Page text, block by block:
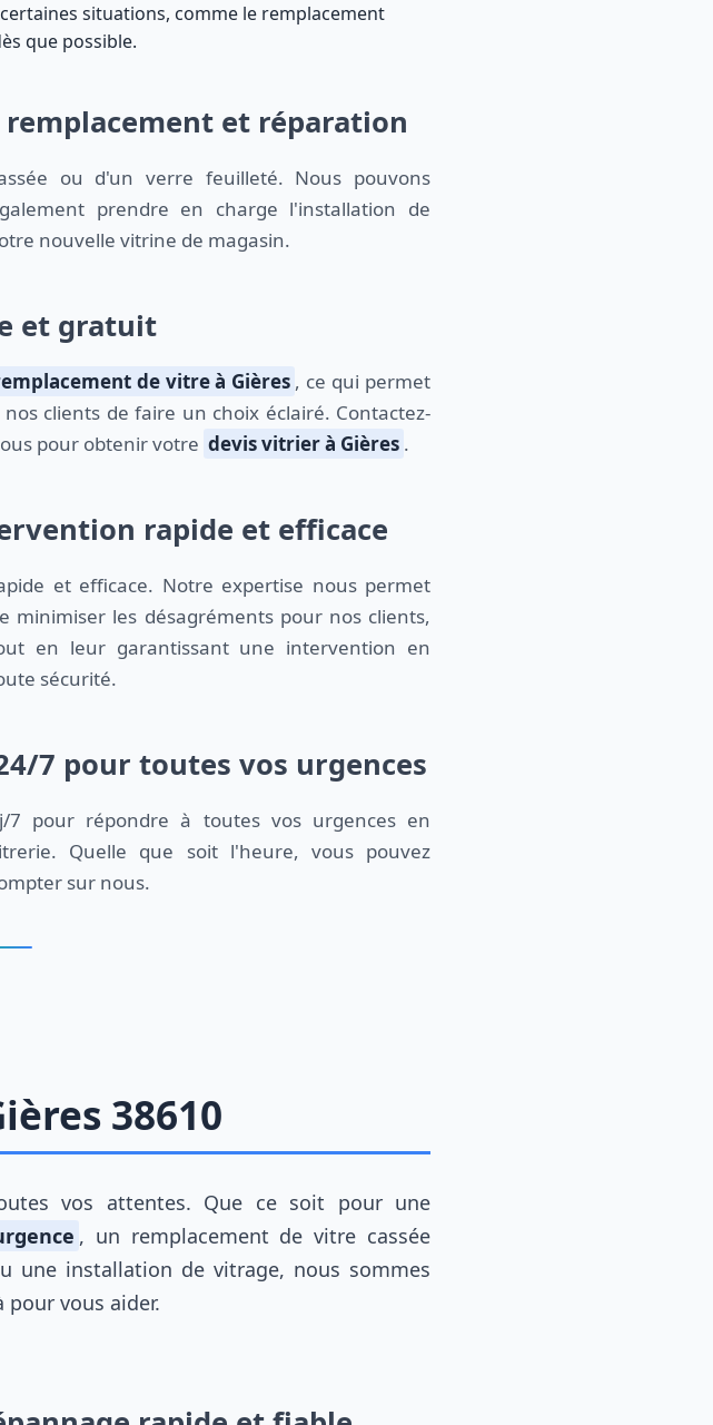
situations, comme le remplacement
que possible.
et réparation
ou d'un verre feuilleté. Nous pouvons
prendre en charge l'installation de
nouvelle vitrine de magasin.
et gratuit
de vitre à Gières , ce qui permet
nos clients de faire un choix éclairé. Contactez-
pour obtenir votre devis vitrier à Gières .
rapide et efficace
et efficace. Notre expertise nous permet
minimiser les désagréments pour nos clients,
en leur garantissant une intervention en
sécurité.
7 pour toutes vos urgences
7 pour répondre à toutes vos urgences en
Quelle que soit l'heure, vous pouvez
sur nous.
38610
vos attentes. Que ce soit pour une
, un remplacement de vitre cassée
une installation de vitrage, nous sommes
pour vous aider.